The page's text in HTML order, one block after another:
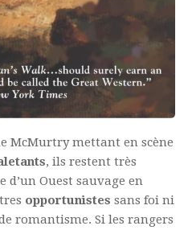
McMurtry mettant en scène
, ils restent très
Ouest sauvage en
opportunistes sans foi ni
romantisme. Si les rangers